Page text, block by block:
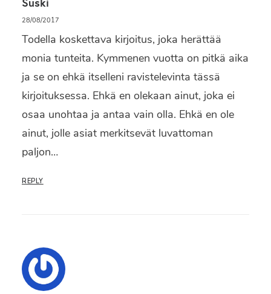
28/08/2017
Todella koskettava kirjoitus, joka herättää
monia tunteita. Kymmenen vuotta on pitkä aika
ja se on ehkä itselleni ravistelevinta tässä
kirjoituksessa. Ehkä en olekaan ainut, joka ei
osaa unohtaa ja antaa vain olla. Ehkä en ole
ainut, jolle asiat merkitsevät luvattoman
paljon…
REPLY